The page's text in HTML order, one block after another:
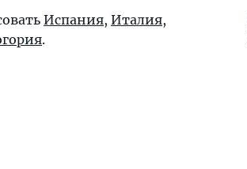
Испания, Италия,
.